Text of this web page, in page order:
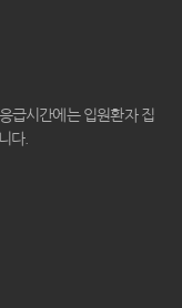
급시간에는 입원환자 집
다.